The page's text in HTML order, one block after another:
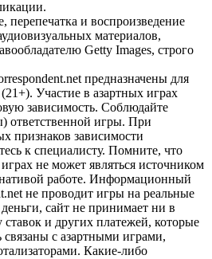
перепечатка и воспроизведение
материалов,
Getty Images, строго
предназначены для
Участие в азартных играх
зависимость. Соблюдайте
ответственной игры. При
признаков зависимости
к специалисту. Помните, что
не может являться источником
работе. Информационный
не проводит игры на реальные
сайт не принимает ни в
ставок и других платежей, которые
связаны с азартными играми,
Какие-либо